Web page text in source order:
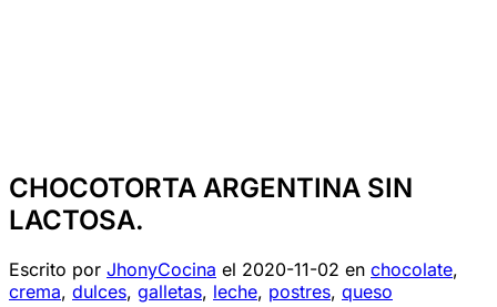
CHOCOTORTA ARGENTINA SIN
LACTOSA.
Escrito por JhonyCocina el 2020-11-02 en chocolate,
crema, dulces, galletas, leche, postres, queso